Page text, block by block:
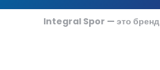
Integral Spor — это бренд